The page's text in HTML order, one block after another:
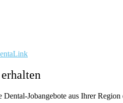
Jobangebote aus Ihrer Region